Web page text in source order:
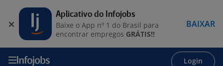
Login
Aplicativo do Infojobs
Baixe o App nº 1 do Brasil para
encontrar empregos GRÁTIS!!
BAIXAR